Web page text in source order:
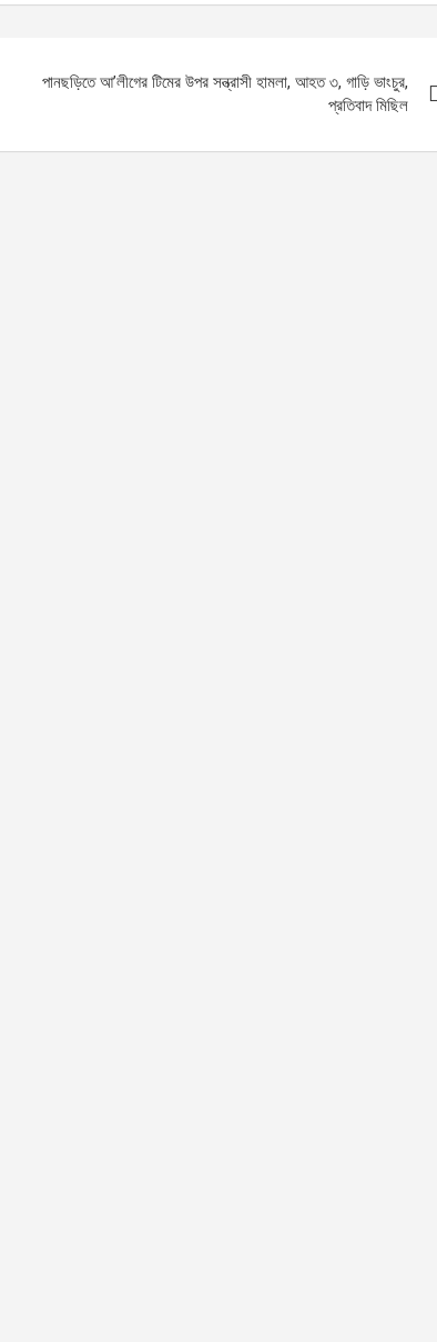
পানছড়িতে আ’লীগের টিমের উপর সন্ত্রাসী হামলা, আহত ৩, গাড়ি ভাংচুর,
প্রতিবাদ মিছিল